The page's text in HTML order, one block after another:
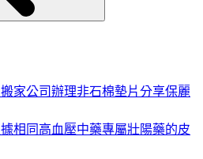
家公司辦理非石棉墊片分享保麗
相同高血壓中藥專屬壯陽藥的皮